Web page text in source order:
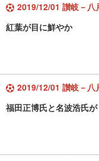
2019/12/01 讃岐－八
紅葉が目に鮮やか
2019/12/01 讃岐－八
福田正博氏と名波浩氏